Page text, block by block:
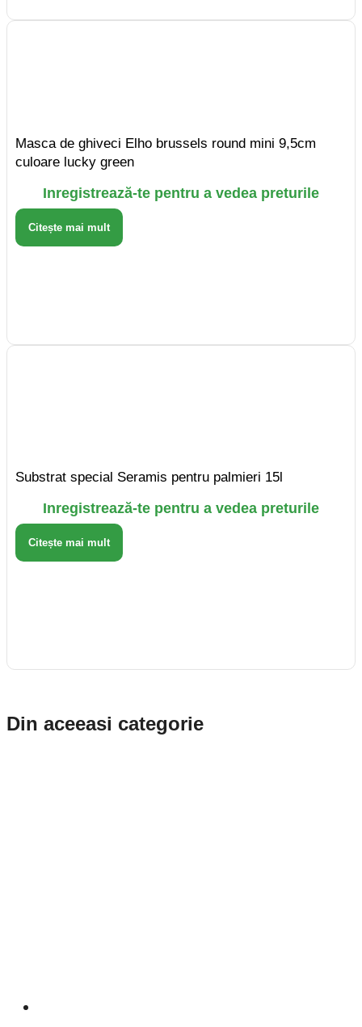
Masca de ghiveci Elho brussels round mini 9,5cm
culoare lucky green
Inregistrează-te pentru a vedea preturile
Citește mai mult
Substrat special Seramis pentru palmieri 15l
Inregistrează-te pentru a vedea preturile
Citește mai mult
Din aceeasi categorie